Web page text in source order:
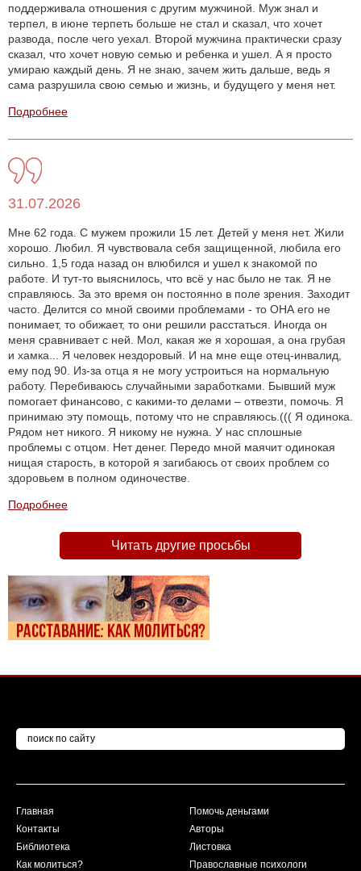
поддерживала отношения с другим мужчиной. Муж знал и
терпел, в июне терпеть больше не стал и сказал, что хочет
развода, после чего уехал. Второй мужчина практически сразу
сказал, что хочет новую семью и ребенка и ушел. А я просто
умираю каждый день. Я не знаю, зачем жить дальше, ведь я
сама разрушила свою семью и жизнь, и будущего у меня нет.
Подробнее
31.07.2026
Мне 62 года. С мужем прожили 15 лет. Детей у меня нет. Жили
хорошо. Любил. Я чувствовала себя защищенной, любила его
сильно. 1,5 года назад он влюбился и ушел к знакомой по
работе. И тут-то выяснилось, что всё у нас было не так. Я не
справляюсь. За это время он постоянно в поле зрения. Заходит
часто. Делится со мной своими проблемами - то ОНА его не
понимает, то обижает, то они решили расстаться. Иногда он
меня сравнивает с ней. Мол, какая же я хорошая, а она грубая
и хамка... Я человек нездоровый. И на мне еще отец-инвалид,
ему под 90. Из-за отца я не могу устроиться на нормальную
работу. Перебиваюсь случайными заработками. Бывший муж
помогает финансово, с какими-то делами – отвезти, помочь. Я
принимаю эту помощь, потому что не справляюсь.((( Я одинока.
Рядом нет никого. Я никому не нужна. У нас сплошные
проблемы с отцом. Нет денег. Передо мной маячит одинокая
нищая старость, в которой я загибаюсь от своих проблем со
здоровьем в полном одиночестве.
Подробнее
Читать другие просьбы
Главная
Контакты
Библиотека
Как молиться?
Помочь деньгами
Авторы
Листовка
Православные психологи